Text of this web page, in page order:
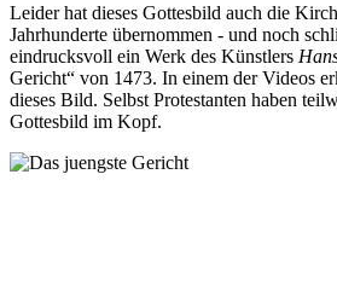
Leider hat dieses Gottesbild auch die
Jahrhunderte übernommen - und noch
eindrucksvoll ein Werk des Künstlers
Gericht“ von 1473. In einem der Videos
dieses Bild. Selbst Protestanten haben
Gottesbild im Kopf.